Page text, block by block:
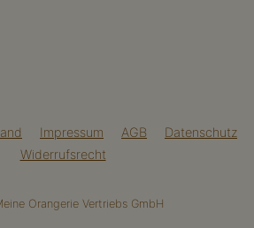
Impressum AGB
Datenschutz
Widerrufsrecht
Orangerie Vertriebs GmbH